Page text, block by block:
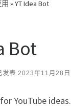
»YT Idea Bot
Bot
发表 2023年11月28日
YouTube ideas.